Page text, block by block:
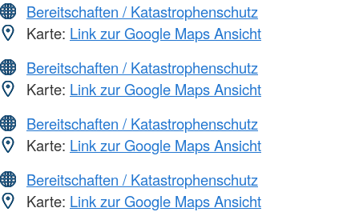
Bereitschaften / Katastrophenschutz
Karte: Link zur Google Maps Ansicht
Bereitschaften / Katastrophenschutz
Karte: Link zur Google Maps Ansicht
Bereitschaften / Katastrophenschutz
Karte: Link zur Google Maps Ansicht
Bereitschaften / Katastrophenschutz
Karte: Link zur Google Maps Ansicht